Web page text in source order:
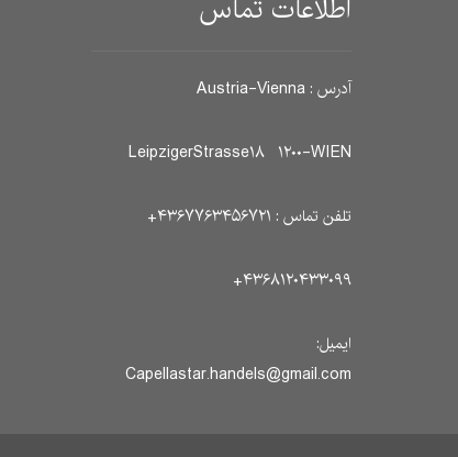
اطلاعات تماس
آدرس : Austria-Vienna
LeipzigerStrasse۱۸ ۱۲۰۰-WIEN
تلفن تماس : ۴۳۶۷۷۶۳۴۵۶۷۲۱+
۴۳۶۸۱۲۰۴۳۳۰۹۹+
ایمیل:
Capellastar.handels@gmail.com